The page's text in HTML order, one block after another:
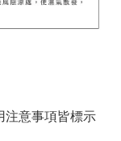
注意事項皆標示